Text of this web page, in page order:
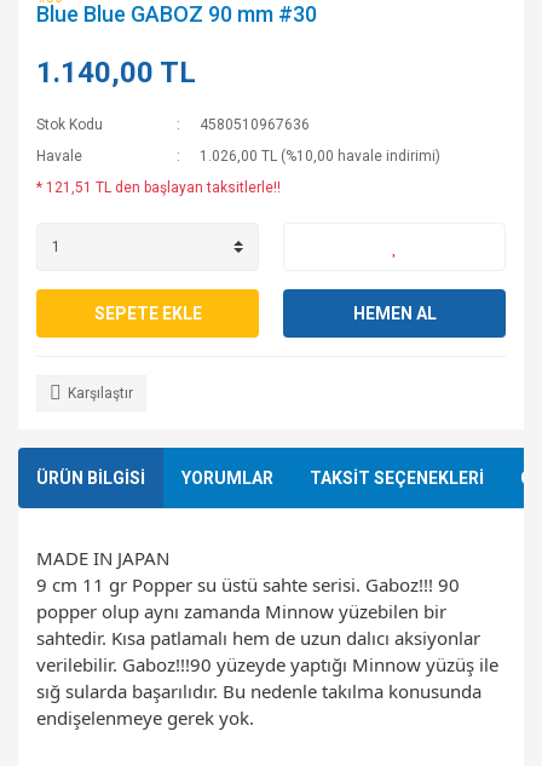
Blue Blue GABOZ 90 mm #30
1.140,00 TL
Stok Kodu
4580510967636
Havale
1.026,00 TL (%10,00 havale indirimi)
* 121,51 TL den başlayan taksitlerle!!
SEPETE EKLE HEMEN AL
Karşılaştır
ÜRÜN BİLGİSİ YORUMLAR TAKSİT SEÇENEKLERİ
MADE IN JAPAN
9 cm 11 gr Popper su üstü sahte serisi. Gaboz!!! 90
popper olup aynı zamanda Minnow yüzebilen bir
sahtedir. Kısa patlamalı hem de uzun dalıcı aksiyonlar
verilebilir. Gaboz!!!90 yüzeyde yaptığı Minnow yüzüş ile
sığ sularda başarılıdır. Bu nedenle takılma konusunda
endişelenmeye gerek yok.